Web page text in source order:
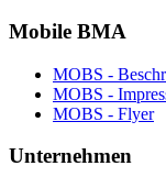
Mobile BMA
MOBS -
MOBS -
MOBS - Flyer
Unternehmen